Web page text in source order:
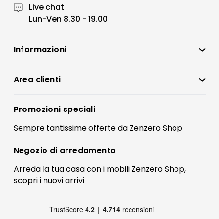
Live chat
Lun-Ven 8.30 - 19.00
Informazioni
Condizioni di vendita
Preferenze Cookies
Termini e condizioni
Contatti
FAQ
Pagamenti
Area clienti
Registrati
Il mio account
Promozioni speciali
Sempre tantissimeofferteda Zenzero Shop
Negozio di arredamento
Arreda la tua casa con i mobili Zenzero Shop,
scopri i nuovi arrivi